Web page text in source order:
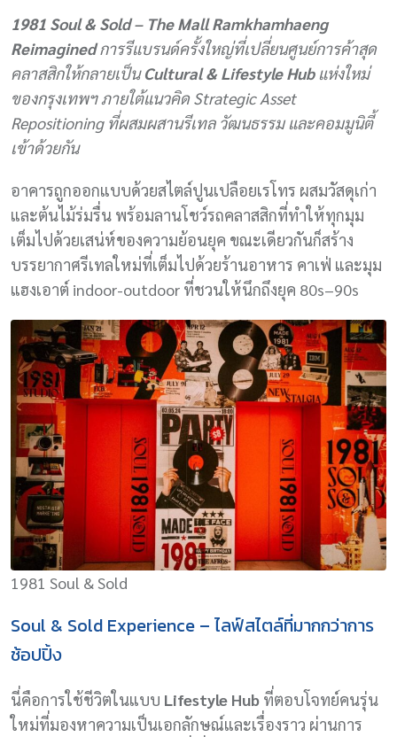
1981 Soul & Sold – The Mall Ramkhamhaeng
Reimaginedการรีแบรนด์ครั้งใหญ่ที่เปลี่ยนศูนย์การค้าสุด
คลาสสิกให้กลายเป็นCultural & Lifestyle Hubแห่งใหม่
ของกรุงเทพฯ ภายใต้แนวคิด Strategic Asset
Repositioning ที่ผสมผสานรีเทล วัฒนธรรม และคอมมูนิตี้
เข้าด้วยกัน
อาคารถูกออกแบบด้วยสไตล์ปูนเปลือยเรโทร ผสมวัสดุเก่า
และต้นไม้ร่มรื่น พร้อมลานโชว์รถคลาสสิกที่ทำให้ทุกมุม
เต็มไปด้วยเสน่ห์ของความย้อนยุค ขณะเดียวกันก็สร้าง
บรรยากาศรีเทลใหม่ที่เต็มไปด้วยร้านอาหาร คาเฟ่ และมุม
แฮงเอาต์ indoor-outdoor ที่ชวนให้นึกถึงยุค 80s–90s
1981 Soul & Sold
Soul & Sold Experience – ไลฟ์สไตล์ที่มากกว่าการ
ช้อปปิ้ง
นี่คือการใช้ชีวิตในแบบ Lifestyle Hub ที่ตอบโจทย์คนรุ่น
ใหม่ที่มองหาความเป็นเอกลักษณ์และเรื่องราว ผ่านการ